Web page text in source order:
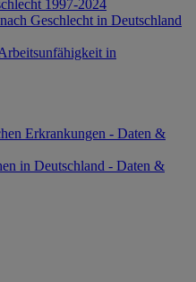
1997-2024
Geschlecht in Deutschland
in
Erkrankungen - Daten &
in Deutschland - Daten &